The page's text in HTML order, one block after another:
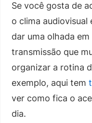
Se você gosta de
o clima
dar uma olhada
transmissão que
organizar a rotina
exemplo, aqui tem
ver como fica o
dia.